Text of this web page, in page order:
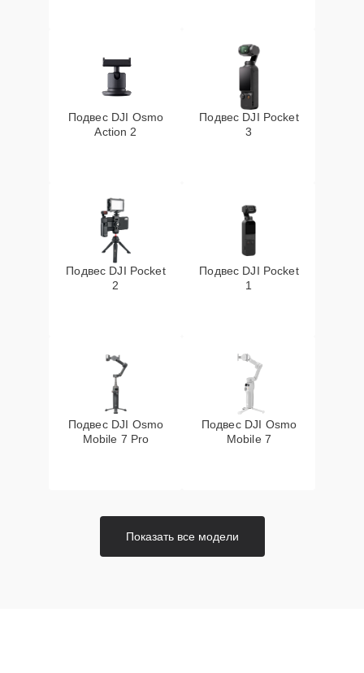
Подвес DJI Osmo
Action 2
Подвес DJI Pocket
3
Подвес DJI Pocket
2
Подвес DJI Pocket
1
Подвес DJI Osmo
Mobile 7 Pro
Подвес DJI Osmo
Mobile 7
Показать все модели